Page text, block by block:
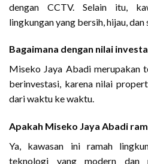
dengan CCTV. Selain itu,
lingkungan yang bersih, hijau, dan
Bagaimana dengan nilai
Miseko Jaya Abadi merupakan
berinvestasi, karena nilai
dari waktu ke waktu.
Apakah Miseko Jaya Abadi
Ya, kawasan ini ramah
teknologi yang modern dan